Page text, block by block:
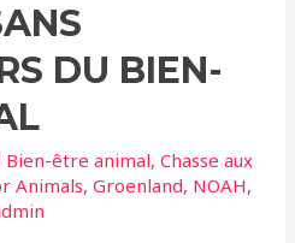
DU BIEN-
Bien-être animal,Chasse aux
Animals,Groenland, NOAH,